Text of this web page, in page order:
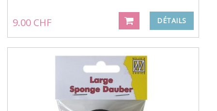
9.00 CHF DÉTAILS